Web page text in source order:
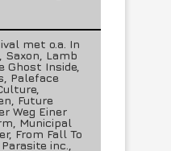
met o.a. In
Saxon, Lamb
Ghost Inside,
Paleface
Future
Weg Einer
Municipal
From Fall To
inc.,